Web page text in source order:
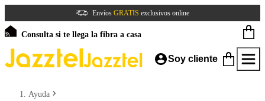
Envíos GRATIS exclusivos online
Consulta si te llega la fibra a casa
Soy cliente
Ayuda